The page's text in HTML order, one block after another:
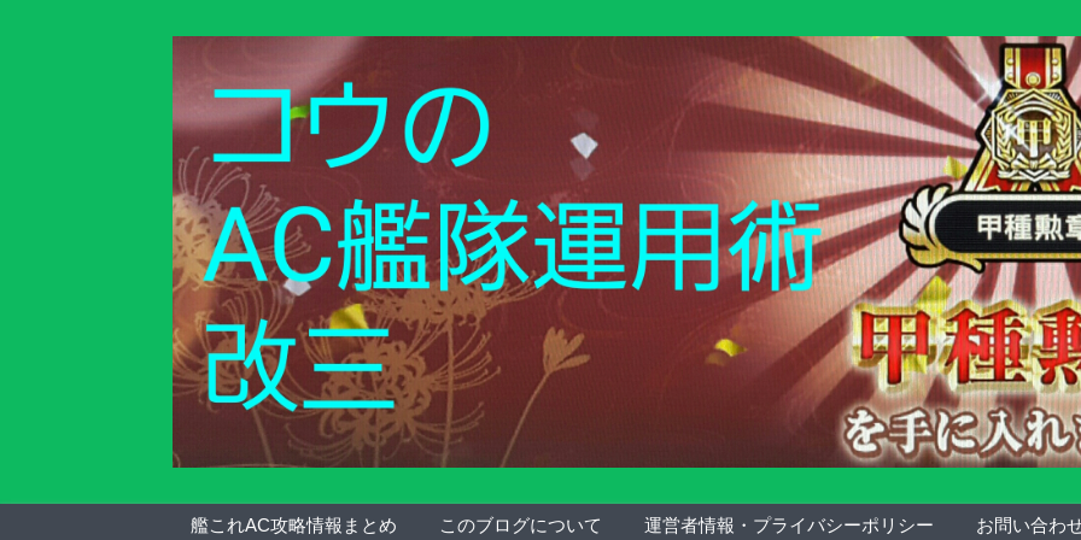
艦これAC攻略情報まとめ このブログについて 運営者情報・プライバシーポリシー お問い合わ